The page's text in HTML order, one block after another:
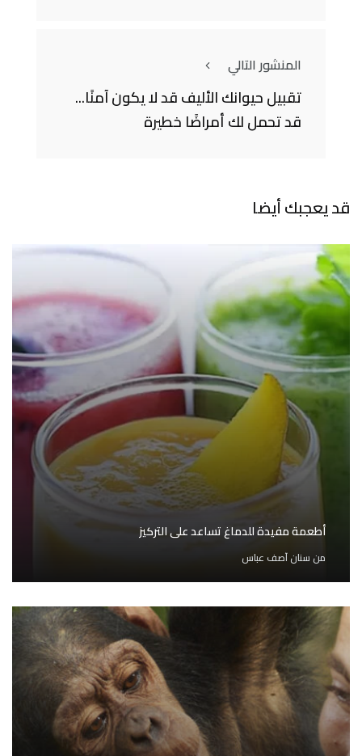
المنشور التالي
تقبيل حيوانك الأليف قد لا يكون آمنًا...
قد تحمل لك أمراضًا خطيرة
قد يعجبك أيضا
أطعمة مفيدة للدماغ تساعد على التركيز
من سنان آصف عباس